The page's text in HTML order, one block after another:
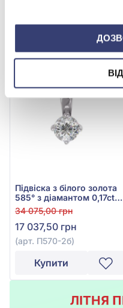
Підвіска з білого золота
585° з діамантом 0,17ct,
арт. П570-2б
34 075,00 грн
17 037,50 грн
(арт. П570-2б)
Купити